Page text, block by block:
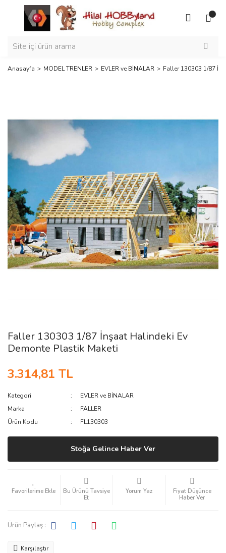
Anasayfa MODEL TRENLER EVLER ve BİNALAR Faller 130303 1/87
Faller 130303 1/87 İnşaat Halindeki Ev
Demonte Plastik Maketi
3.314,81 TL
Kategori
EVLER ve BİNALAR
Marka
FALLER
Ürün Kodu
FL130303
Stoğa Gelince Haber Ver
Bu Ürünü Tavsiye
Et
Yorum Yaz
Fiyat Düşünce
Haber Ver
Ürün Paylaş :
Karşılaştır